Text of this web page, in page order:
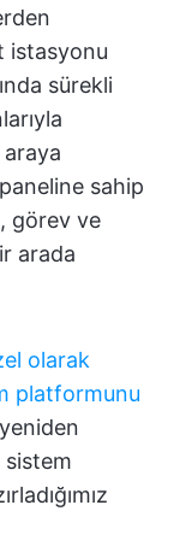
istasyonu
sürekli
araya
sahip
görev ve
arada
olarak
platformunu
sistem